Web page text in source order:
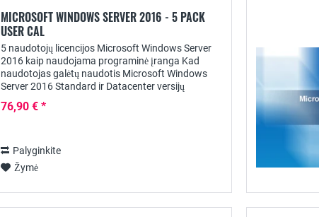
MICROSOFT WINDOWS SERVER 2016 - 5 PACK
USER CAL
5 naudotojų licencijos Microsoft Windows Server
2016 kaip naudojama programinė įranga Kad
naudotojas galėtų naudotis Microsoft Windows
Server 2016 Standard ir Datacenter versijų
reikia...
76,90 € *
Palyginkite
Žymė